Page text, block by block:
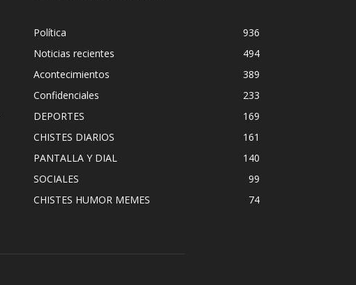
Política
936
Noticias recientes
494
Acontecimientos
389
Confidenciales
233
DEPORTES
169
CHISTES DIARIOS
161
PANTALLA Y DIAL
140
SOCIALES
99
CHISTES HUMOR MEMES
74